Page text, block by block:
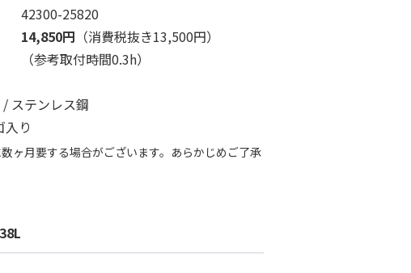
42300-25820
14,850円 （消費税抜き13,500円）
（参考取付時間0.3h）
ステンレス鋼
入り
ヶ月要する場合がございます。あらかじめご了承